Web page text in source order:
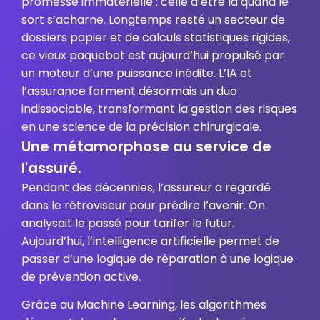
sort s’acharne. Longtemps resté un secteur de
dossiers papier et de calculs statistiques rigides,
ce vieux paquebot est aujourd’hui propulsé par
un moteur d’une puissance inédite. L’IA et
l’assurance forment désormais un duo
indissociable, transformant la gestion des risques
en une science de la précision chirurgicale.
Une métamorphose au service de
l'assuré.
Pendant des décennies, l’assureur a regardé
dans le rétroviseur pour prédire l’avenir. On
analysait le passé pour tarifer le futur.
Aujourd’hui, l’intelligence artificielle permet de
passer d’une logique de réparation à une logique
de prévention active.
Grâce au Machine Learning, les algorithmes